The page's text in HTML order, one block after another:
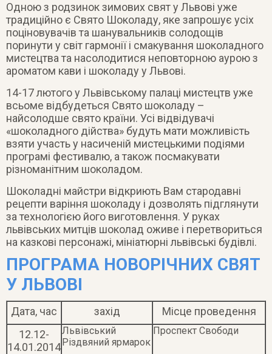
Одною з родзинок зимових свят у Львові уже
традиційно є Свято Шоколаду, яке запрошує усіх
поціновувачів та шанувальників солодощів
поринути у світ гармонії і смакування шоколадного
мистецтва та насолодитися неповторною аурою з
ароматом кави і шоколаду у Львові.
14-17 лютого у Львівському палаці мистецтв уже
всьоме відбудеться Свято шоколаду –
найсолодше свято країни. Усі відвідувачі
«шоколадного дійства» будуть мати можливість
взяти участь у насиченій мистецькими подіями
програмі фестивалю, а також посмакувати
різноманітним шоколадом.
Шоколадні майстри відкриють Вам стародавні
рецепти варіння шоколаду і дозволять підглянути
за технологією його виготовлення. У руках
львівських митців шоколад оживе і перетвориться
на казкові персонажі, мініатюрні львівські будівлі.
ПРОГРАМА НОВОРІЧНИХ СВЯТ
У ЛЬВОВІ
Дата, час захід
Місце проведення
12.12-
14.01.2014
Львівський
Різдвяний ярмарoк
Проспект Свободи